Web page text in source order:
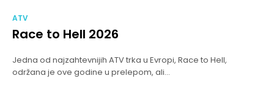
ATV
Race to Hell 2026
Jedna od najzahtevnijih ATV trka u Evropi, Race to Hell,
održana je ove godine u prelepom, ali...